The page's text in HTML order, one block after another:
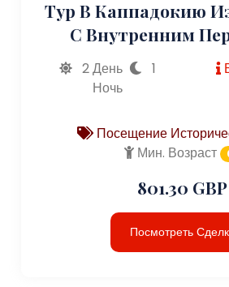
Тур В Каппадокию
С Внутренним
2 День
1
Ночь
Посещение
Мин. Возраст
801.30 GBP
Посмотреть